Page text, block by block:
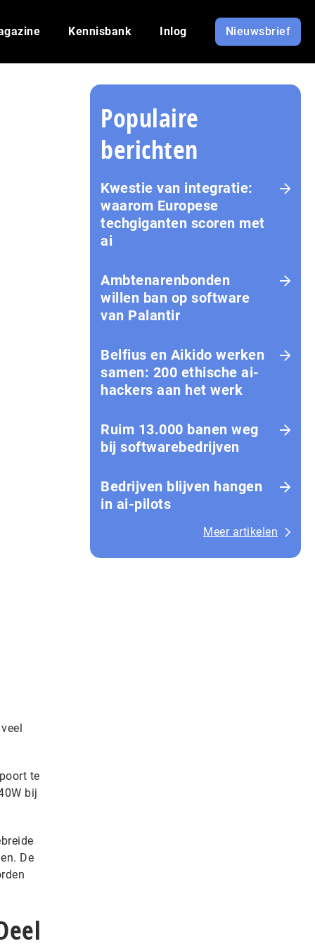
Kennisbank Inlog Nieuwsbrief
te
bij
De
Populaire
berichten
Kwestie van integratie:
waarom Europese
techgiganten scoren met
ai
Amb­te­na­ren­bon­den
willen ban op software
van Palantir
Belfius en Aikido werken
samen: 200 ethische ai-
hackers aan het werk
Ruim 13.000 banen weg
bij softwarebedrijven
Bedrijven blijven hangen
in ai-pilots
Meer artikelen